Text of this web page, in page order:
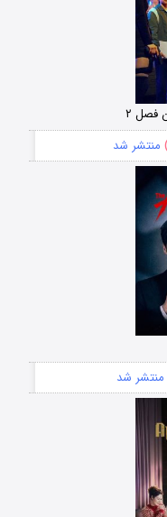
فصل ۲
منتشر شد
منتشر شد